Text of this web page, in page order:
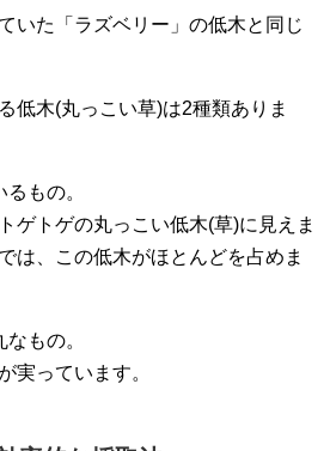
いた「ラズベリー」の低木と同じ
低木(丸っこい草)は2種類ありま
もの。
ゲトゲの丸っこい低木(草)に見えま
は、この低木がほとんどを占めま
もの。
実っています。